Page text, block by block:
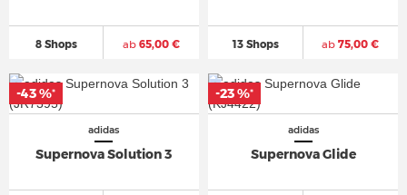
8 Shops ab65,00 € 13 Shops ab 75,00 €
adidas
Supernova Solution 3
-43 %*
-43 %*
adidas
Supernova Glide
-23 %*
-23 %*